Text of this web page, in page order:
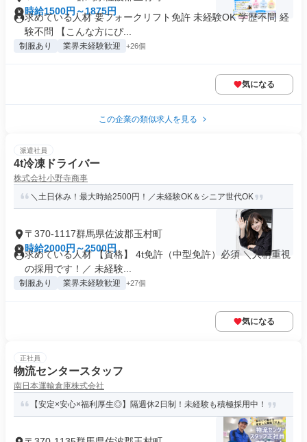
時給1500円～1875円
求めている人材 要フォークリフト免許 未経験OK 学歴不問 経
験不問 【こんな方にぴ...
制服あり 業界未経験歓迎 +26個
気になる
この企業の類似求人を見る
派遣社員
4t冷凍ドライバー
株式会社小野寺商事
＼土日休み！最大時給2500円！／未経験OK＆シニア世代OK
〒370-1117群馬県佐波郡玉村町
時給2000円～2500円
求めている人材 【資格】 4t免許（中型免許）必須 ＼人柄重視
の採用です！／ 未経験...
制服あり 業界未経験歓迎 +27個
気になる
正社員
物流センタースタッフ
南日本運輸倉庫株式会社
【安定×安心×福利厚生◎】隔週休2日制！未経験も積極採用中！